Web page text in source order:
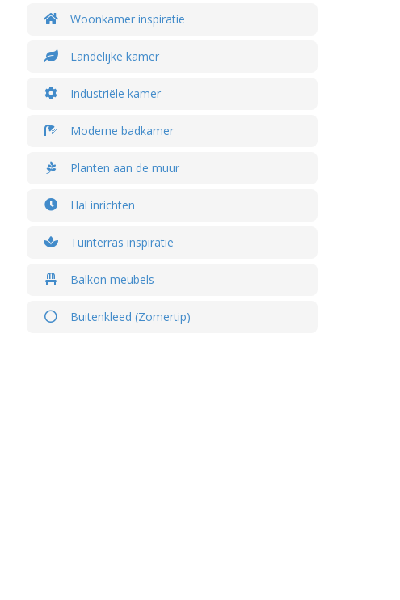
Woonkamer inspiratie
Landelijke kamer
Industriële kamer
Moderne badkamer
Planten aan de muur
Hal inrichten
Tuinterras inspiratie
Balkon meubels
Buitenkleed (Zomertip)